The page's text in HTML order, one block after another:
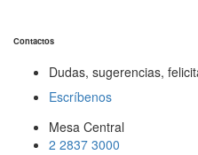
Contactos
Dudas, sugerencias,
Escríbenos
Mesa Central
2 2837 3000